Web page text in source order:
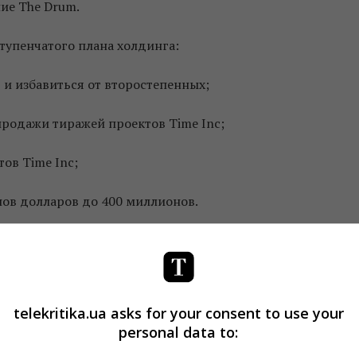
The Drum.
плана холдинга:
избавиться от второстепенных;
тиражей проектов Time Inc;
Time Inc;
долларов до 400 миллионов.
этими планами, как говорится в сообщении компании,
братья Чарльз и Дэвид Кох заключили сделку о
telekritika.ua asks for your consent to use your
personal data to: